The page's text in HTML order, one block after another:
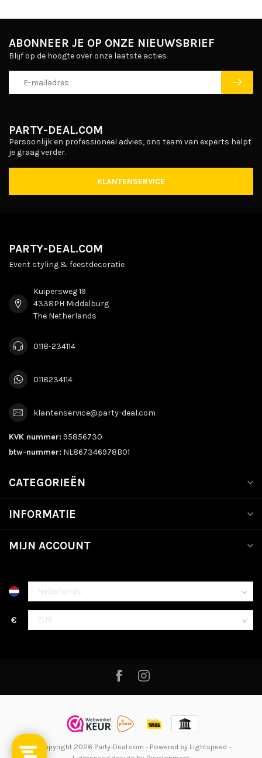
PARTY-DEAL.COM
Persoonlijk en professioneel advies, ons team van experts helpt
je graag verder.
KLANTENSERVICE
ABONNEER JE OP ONZE NIEUWSBRIEF
Blijf op de hoogte over onze laatste acties
PARTY-DEAL.COM
Event styling & feestdecoratie
Kuipersweg 19
4338PH Middelburg
The Netherlands
0118-234114
0118234114
klantenservice@party-deal.com
KVK nummer: 95856730
btw-nummer: NL867346978B01
CATEGORIEËN
INFORMATIE
MIJN ACCOUNT
€
© Copyright 2026 Party-Deal.com - Powered by Lightspeed -